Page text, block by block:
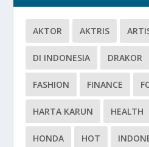
AKTOR AKTRIS
DI INDONESIA DRAKOR
FASHION FINANCE
HARTA KARUN HEALTH
HONDA HOT